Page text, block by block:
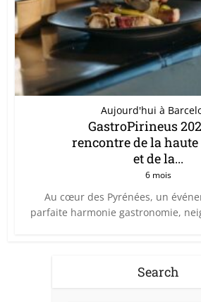
Aujourd'hui à
GastroPirineus
rencontre de la
et de la...
6 mois
Au cœur des Pyrénées, un
parfaite harmonie gastronomie,
Search